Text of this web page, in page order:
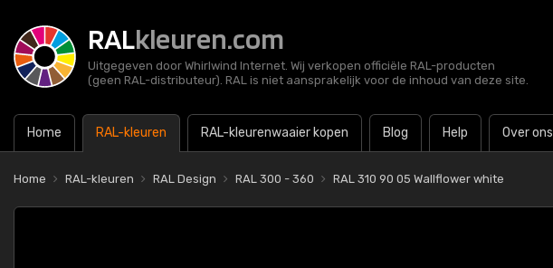
RALkleuren.com
Uitgegeven door Whirlwind Internet. Wij verkopen officiële RAL-producten
(geen RAL-distributeur). RAL is niet aansprakelijk voor de inhoud van deze site.
Home RAL-kleuren RAL-kleurenwaaier kopen Blog Help Over ons
Home RAL-kleuren RAL Design RAL 300 - 360 RAL 310 90 05 Wallflower white